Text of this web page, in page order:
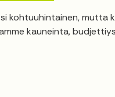
kohtuuhintainen, mutta
kauneinta,